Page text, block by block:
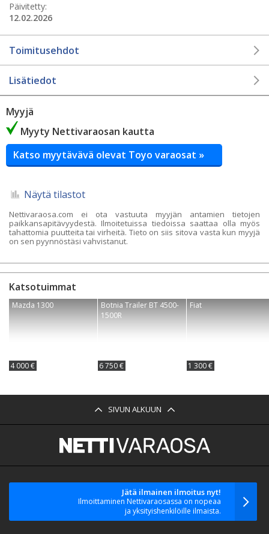
Päivitetty:
12.02.2026
Toimitusehdot
Lisätiedot
Myyjä
Myyty Nettivaraosan kautta
Katso myytävävä olevat Toyo varaosat »
Näytä tilastot
Nettivaraosa.com ei ota vastuuta myyjän antamien tietojen
paikkansapitävyydestä. Ilmoitetuissa tiedoissa saattaa olla myös
tahattomia puutteita tai virheitä. Tieto on siis sitova vasta kun myyjä
on sen pyynnöstäsi vahvistanut.
Katsotuimmat
Mazda 1300
4 000 €
Botnia Trailer BT 4500-
1500R
6 750 €
Fiat
1 300 €
SIVUN ALKUUN
Jätä ilmainen ilmoitus nyt!
Ilmoittaminen Nettivaraosassa on nopeaa
ja yksityishenkilöille ilmaista.